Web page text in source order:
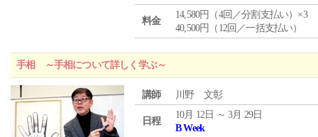
料金
14,580円（4回／分割支払い）×3
40,500円（12回／一括支払い）
手相 ～手相について詳しく学ぶ～
講師 川野 文彰
日程
10月 12日 ～ 3月 29日
B Week